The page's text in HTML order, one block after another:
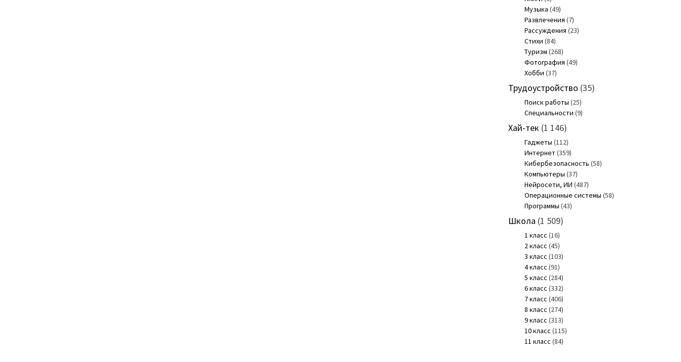
Музыка (49)
Развлечения (7)
Рассуждения (23)
Стихи (84)
Туризм (268)
Фотография (49)
Хобби (37)
Трудоустройство (35)
Поиск работы (25)
Специальности (9)
Хай-тек (1 146)
Гаджеты (112)
Интернет(359)
Кибербезопасность (58)
Компьютеры (37)
Нейросети, ИИ (487)
Операционные системы (58)
Программы (43)
Школа (1 509)
1 класс (16)
2 класс (45)
3 класс (103)
4 класс (91)
5 класс (284)
6 класс (332)
7 класс (406)
8 класс (274)
9 класс (313)
10 класс (115)
11 класс (84)